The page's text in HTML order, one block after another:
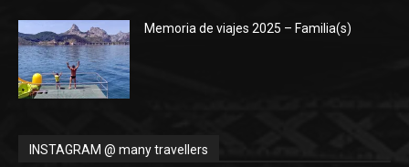
Memoria de viajes 2025 – Familia(s)
INSTAGRAM @ many travellers